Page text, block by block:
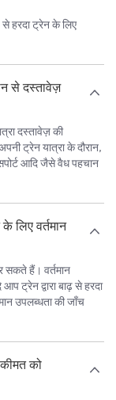
हरदा ट्रेन के लिए
से दस्तावेज़
दस्तावेज़ की
ट्रेन यात्रा के दौरान,
आदि जैसे वैध पहचान
लिए वर्तमान
हैं। वर्तमान
ट्रेन द्वारा बाढ़ से हरदा
उपलब्धता की जाँच
को